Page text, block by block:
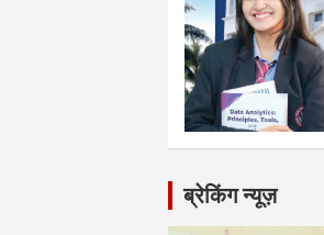
ब्रेकिंग न्यूज़